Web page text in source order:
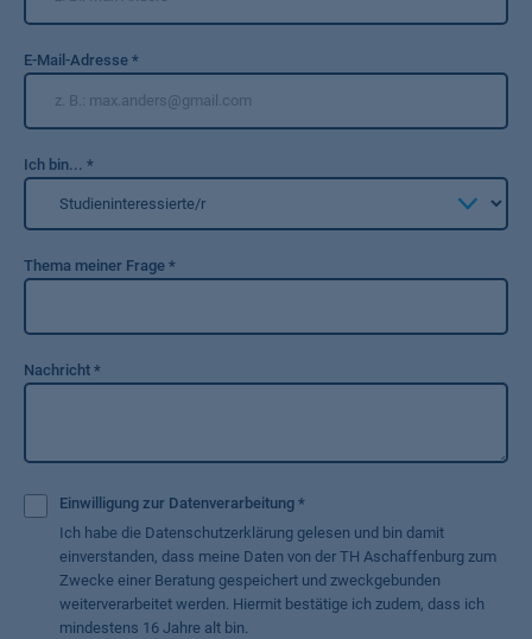
E-Mail-Adresse *
Ich bin... *
Thema meiner Frage *
Nachricht *
Einwilligung zur Datenverarbeitung *
Ich habe die Datenschutzerklärung gelesen und bin damit
einverstanden, dass meine Daten von der TH Aschaffenburg zum
Zwecke einer Beratung gespeichert und zweckgebunden
weiterverarbeitet werden. Hiermit bestätige ich zudem, dass ich
mindestens 16 Jahre alt bin.